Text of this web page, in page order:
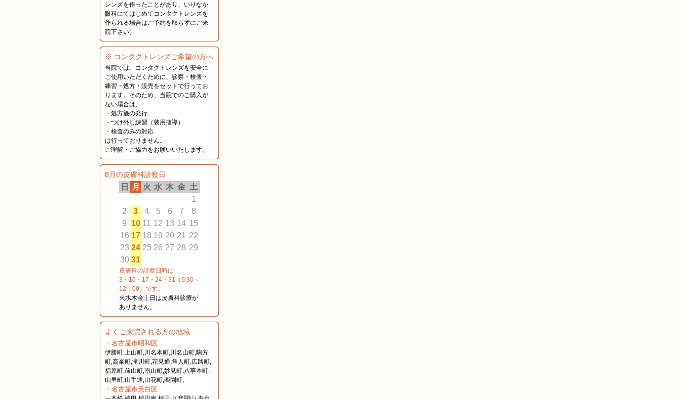
レンズを作ったことがあり、いりなか
眼科にてはじめてコンタクトレンズを
作られる場合はご予約を取らずにご来
院下さい）
※ コンタクトレンズご希望の方へ
当院では、コンタクトレンズを安全に
ご使用いただくために、診察・検査・
練習・処方・販売をセットで行ってお
ります。そのため、当院でのご購入が
ない場合は、
・処方箋の発行
・つけ外し練習（装用指導）
・検査のみの対応
は行っておりません。
ご理解・ご協力をお願いいたします。
8月の皮膚科診察日
日 月 火 水 木 金 土
1
2
3 4 5 6 7
8
9
10 11 12 13 14 15
16 17 18 19 20 21
22
23 24 25 26 27 28 29
30 31
皮膚科の診察日時は
3・10・17・24・31（9:30～
12：00）です。
火水木金土日は皮膚科診療が
ありません。
よくご来院される方の地域
・名古屋市昭和区
伊勝町,上山町,川名本町,川名山町,駒方
町,高峯町,滝川町,花見通,隼人町,広路町,
福原町,前山町,南山町,妙見町,八事本町,
山里町,山手通,山花町,楽園町,
・名古屋市天白区